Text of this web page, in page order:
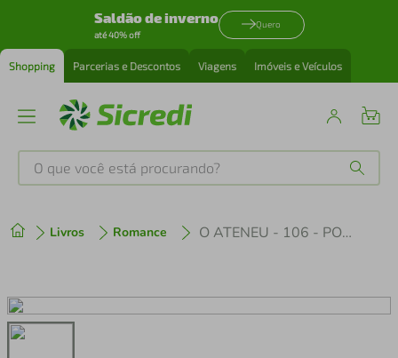
Saldão de inverno
até 40% off
Quero
Shopping Parcerias e Descontos Viagens Imóveis e Veículos
O que você está procurando?
Livros Romance O ATENEU - 106 - POCKET
2º cafeteira